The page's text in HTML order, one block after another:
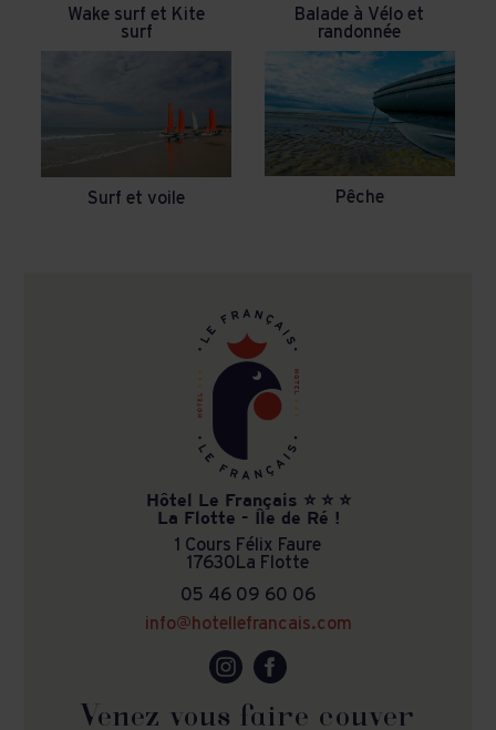
Wake surf et Kite
surf
Balade à Vélo et
randonnée
Surf et voile Pêche
Hôtel Le Français ⭐ ⭐ ⭐
La Flotte - Île de Ré !
1 Cours Félix Faure
17630La Flotte
05 46 09 60 06
info@hotellefrancais.com
Venez vous faire couver